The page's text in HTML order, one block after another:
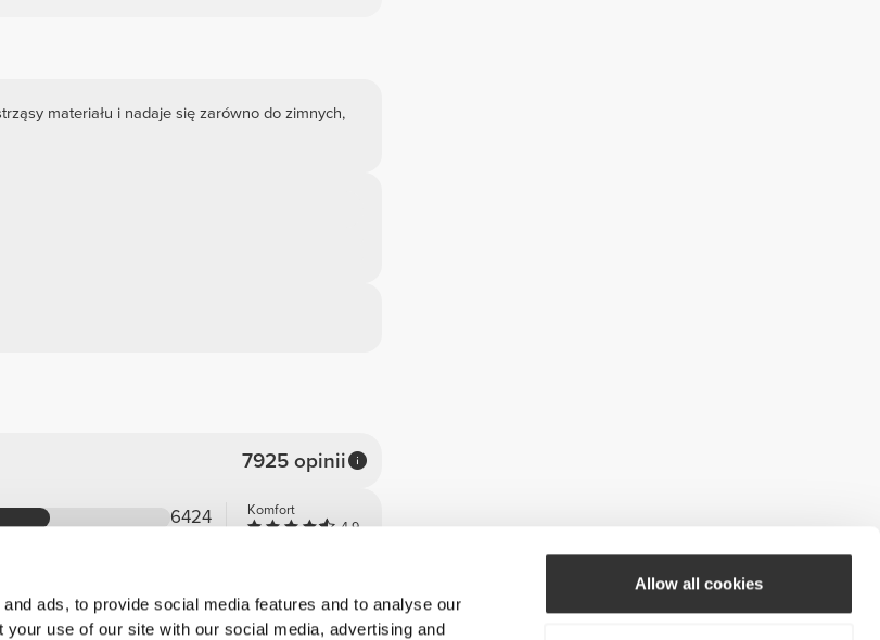
ads, to provide social media features and to analyse our
use of our site with our social media, advertising and
Allow all cookies
materiału i nadaje się zarówno do zimnych,
7925 opinii
6424
31
Komfort
4.9